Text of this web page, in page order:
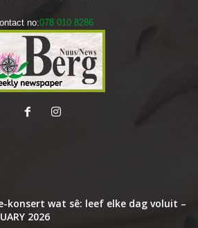
no:078 010 8286
konsert wat sê: leef elke dag voluit –
2026